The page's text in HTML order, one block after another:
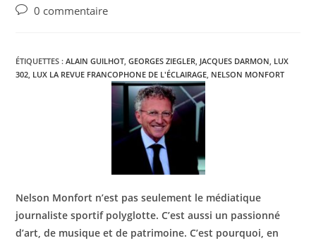
0 commentaire
ÉTIQUETTES :ALAIN GUILHOT, GEORGES ZIEGLER, JACQUES DARMON, LUX
302, LUX LA REVUE FRANCOPHONE DE L'ÉCLAIRAGE, NELSON MONFORT
Nelson Monfort n’est pas seulement le médiatique
journaliste sportif polyglotte. C’est aussi un passionné
d’art, de musique et de patrimoine. C’est pourquoi, en